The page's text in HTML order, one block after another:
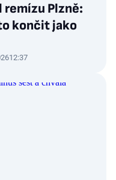
remízu Plzně:
končit jako
12:37